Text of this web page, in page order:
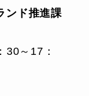
ンド推進課
～17：